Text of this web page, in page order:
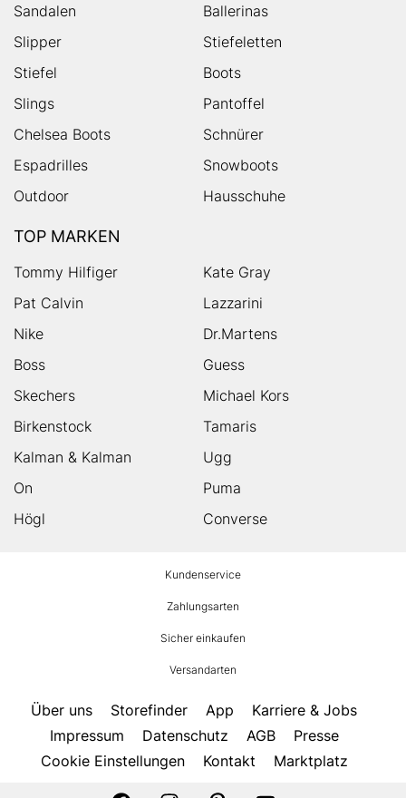
Sandalen
Ballerinas
Slipper
Stiefeletten
Stiefel
Boots
Slings
Pantoffel
Chelsea Boots
Schnürer
Espadrilles
Snowboots
Outdoor
Hausschuhe
TOP MARKEN
Tommy Hilfiger
Kate Gray
Pat Calvin
Lazzarini
Nike
Dr.Martens
Boss
Guess
Skechers
Michael Kors
Birkenstock
Tamaris
Kalman & Kalman
Ugg
On
Puma
Högl
Converse
Kundenservice
Zahlungsarten
Sicher einkaufen
Versandarten
Über uns Storefinder App
Karriere & Jobs
Impressum
Datenschutz AGB
Presse
Cookie Einstellungen
Kontakt Marktplatz